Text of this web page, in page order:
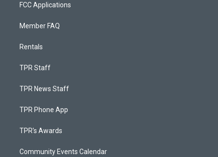
FCC Applications
Member FAQ
Rentals
TPR Staff
TPR News Staff
TPR Phone App
TPR's Awards
Community Events Calendar